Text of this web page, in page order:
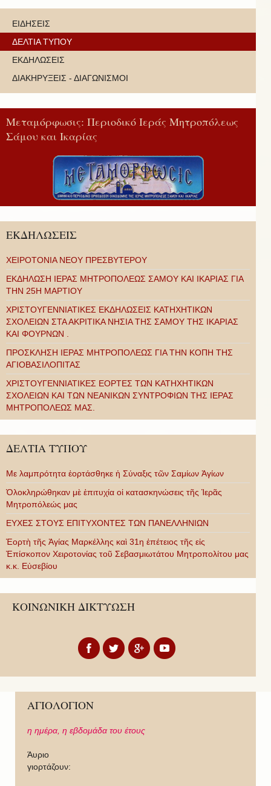
ΕΙΔΗΣΕΙΣ
ΔΕΛΤΙΑ ΤΥΠΟΥ
ΕΚΔΗΛΩΣΕΙΣ
ΔΙΑΚΗΡΥΞΕΙΣ - ΔΙΑΓΩΝΙΣΜΟΙ
Μεταμόρφωσις: Περιοδικό Ιεράς Μητροπόλεως
Σάμου και Ικαρίας
ΕΚΔΗΛΩΣΕΙΣ
ΧΕΙΡΟΤΟΝΙΑ ΝΕΟΥ ΠΡΕΣΒΥΤΕΡΟΥ
ΕΚΔΗΛΩΣΗ ΙΕΡΑΣ ΜΗΤΡΟΠΟΛΕΩΣ ΣΑΜΟΥ ΚΑΙ ΙΚΑΡΙΑΣ ΓΙΑ
ΤΗΝ 25Η ΜΑΡΤΙΟΥ
ΧΡΙΣΤΟΥΓΕΝΝΙΑΤΙΚΕΣ ΕΚΔΗΛΩΣΕΙΣ ΚΑΤΗΧΗΤΙΚΩΝ
ΣΧΟΛΕΙΩΝ ΣΤΑ ΑΚΡΙΤΙΚΑ ΝΗΣΙΑ ΤΗΣ ΣΑΜΟΥ ΤΗΣ ΙΚΑΡΙΑΣ
ΚΑΙ ΦΟΥΡΝΩΝ .
ΠΡΟΣΚΛΗΣΗ ΙΕΡΑΣ ΜΗΤΡΟΠΟΛΕΩΣ ΓΙΑ ΤΗΝ ΚΟΠΗ ΤΗΣ
ΑΓΙΟΒΑΣΙΛΟΠΙΤΑΣ
ΧΡΙΣΤΟΥΓΕΝΝΙΑΤΙΚΕΣ ΕΟΡΤΕΣ ΤΩΝ ΚΑΤΗΧΗΤΙΚΩΝ
ΣΧΟΛΕΙΩΝ ΚΑΙ ΤΩΝ ΝΕΑΝΙΚΩΝ ΣΥΝΤΡΟΦΙΩΝ ΤΗΣ ΙΕΡΑΣ
ΜΗΤΡΟΠΟΛΕΩΣ ΜΑΣ.
ΔΕΛΤΙΑ ΤΥΠΟΥ
Με λαμπρότητα ἑορτάσθηκε ἡ Σύναξις τῶν Σαμίων Ἁγίων
Ὁλοκληρώθηκαν μὲ ἐπιτυχία οἱ κατασκηνώσεις τῆς Ἱερᾶς
Μητροπόλεώς μας
ΕΥΧΕΣ ΣΤΟΥΣ ΕΠΙΤΥΧΟΝΤΕΣ ΤΩΝ ΠΑΝΕΛΛΗΝΙΩΝ
Ἑορτὴ τῆς Ἁγίας Μαρκέλλης καὶ 31η ἐπέτειος τῆς εἰς
Ἐπίσκοπον Χειροτονίας τοῦ Σεβασμιωτάτου Μητροπολίτου μας
κ.κ. Εὐσεβίου
ΚΟΙΝΩΝΙΚΗ ΔΙΚΤΥΩΣΗ
ΑΓΙΟΛΟΓΙΟΝ
η ημέρα, η εβδομάδα του έτους
Άυριο
γιορτάζουν: